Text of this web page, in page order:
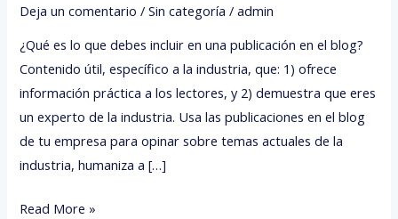
Deja un comentario /Sin categoría /admin
¿Qué es lo que debes incluir en una publicación en el blog?
Contenido útil, específico a la industria, que: 1) ofrece
información práctica a los lectores, y 2) demuestra que eres
un experto de la industria. Usa las publicaciones en el blog
de tu empresa para opinar sobre temas actuales de la
industria, humaniza a […]
publicación
el
Read More »